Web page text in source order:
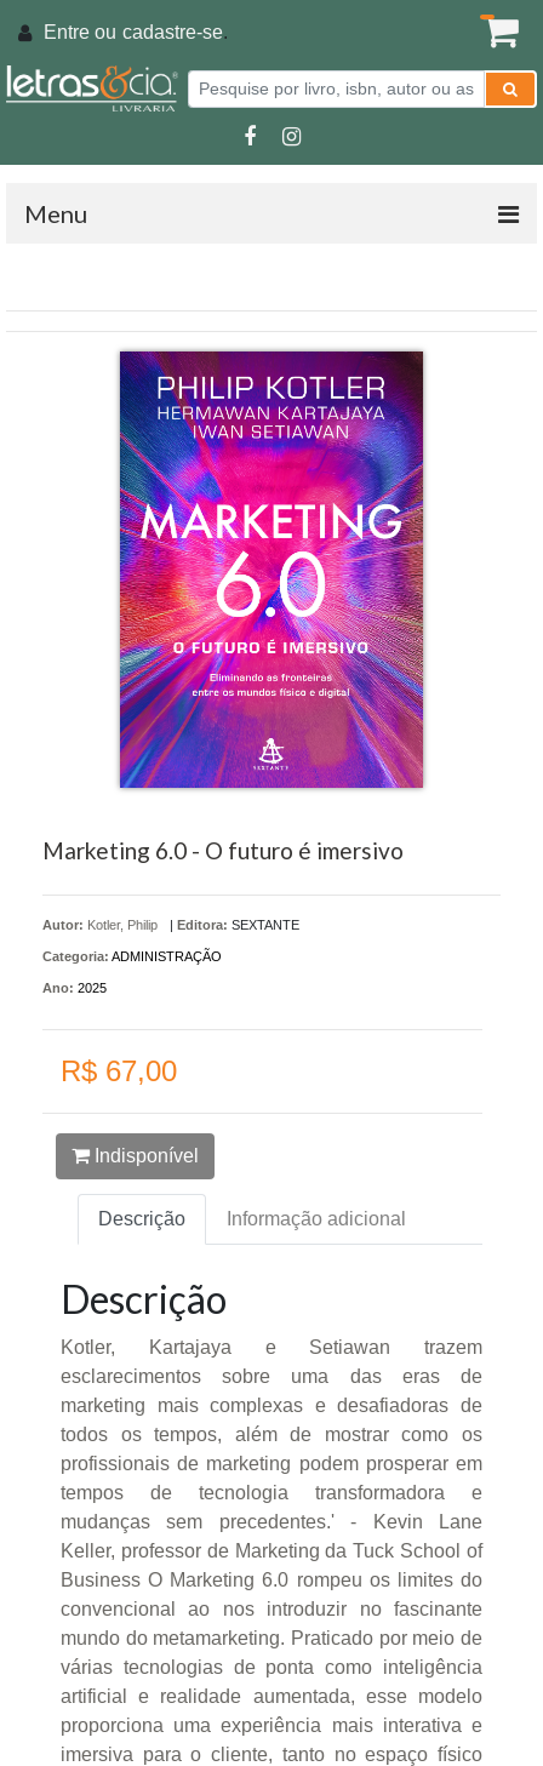
Entre ou cadastre-se.
Menu
Marketing 6.0 - O futuro é imersivo
Autor: Kotler, Philip Editora: SEXTANTE
Categoria: ADMINISTRAÇÃO
Ano: 2025
R$ 67,00
Indisponível
Descrição Informação adicional
Descrição
Kotler, Kartajaya e Setiawan trazem
esclarecimentos sobre uma das eras de
marketing mais complexas e desafiadoras de
todos os tempos, além de mostrar como os
profissionais de marketing podem prosperar em
tempos de tecnologia transformadora e
mudanças sem precedentes.' - Kevin Lane
Keller, professor de Marketing da Tuck School of
Business O Marketing 6.0 rompeu os limites do
convencional ao nos introduzir no fascinante
mundo do metamarketing. Praticado por meio de
várias tecnologias de ponta como inteligência
artificial e realidade aumentada, esse modelo
proporciona uma experiência mais interativa e
imersiva para o cliente, tanto no espaço físico